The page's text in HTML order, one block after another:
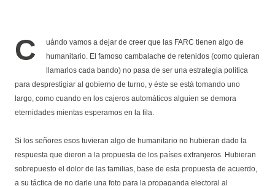
C
uándo vamos a dejar de creer que las FARC tienen algo de
humanitario. El famoso cambalache de retenidos (como quieran
llamarlos cada bando) no pasa de ser una estrategia política
para desprestigiar al gobierno de turno, y éste se está tomando uno
largo, como cuando en los cajeros automáticos alguien se demora
eternidades mientas esperamos en la fila.
Si los señores esos tuvieran algo de humanitario no hubieran dado la
respuesta que dieron a la propuesta de los países extranjeros. Hubieran
sobrepuesto el dolor de las familias, base de esta propuesta de acuerdo,
a su táctica de no darle una foto para la propaganda electoral al